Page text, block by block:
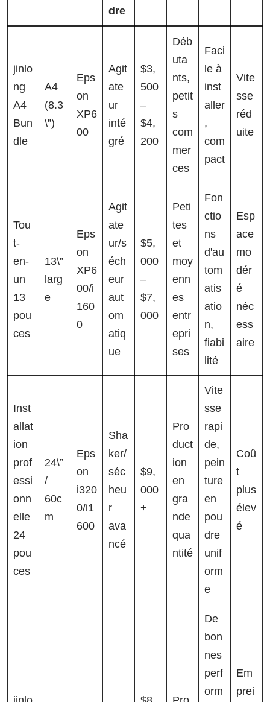
dre
jinlo
ng
A4
Bun
dle
A4
(8.3
\”)
Eps
on
XP6
00
Agit
ate
ur
inté
gré
$3,
500
–
$4,
200
Déb
uta
nts,
petit
s
com
mer
ces
Faci
le à
inst
aller
,
com
pact
Vite
sse
réd
uite
Tou
t-
en-
un
13
pou
ces
13\”
larg
e
Eps
on
XP6
00/i
160
0
Agit
ate
ur/s
éch
eur
aut
om
atiq
ue
$5,
000
–
$7,
000
Peti
tes
et
moy
enn
es
entr
epri
ses
Fon
ctio
ns
d'au
tom
atis
atio
n,
fiabi
lité
Esp
ace
mo
dér
é
néc
ess
aire
Inst
allat
ion
prof
essi
onn
elle
24
pou
ces
24\”
/
60c
m
Eps
on
i320
0/i1
600
Sha
ker/
séc
heu
r
ava
ncé
$9,
000
+
Pro
duct
ion
en
gra
nde
qua
ntité
Vite
sse
rapi
de,
pein
ture
en
pou
dre
unif
orm
e
Coû
t
plus
élev
é
De
bon
nes
perf
orm
Em
prei